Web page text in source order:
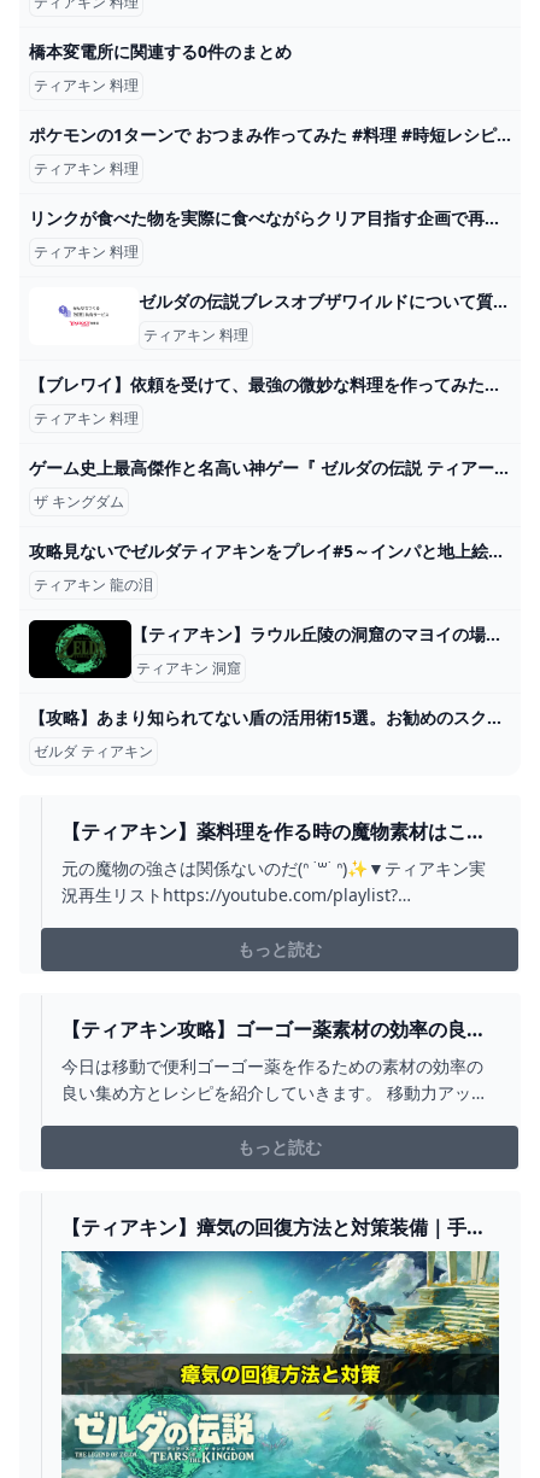
橋本変電所に関連する0件のまとめ
ティアキン 料理
ポケモンの1ターンで おつまみ作ってみた #料理 #時短レシピ #ポケモン #shorts - YouTube
ティアキン 料理
リンクが食べた物を実際に食べながらクリア目指す企画で再現度高い料理食べてみたｗｗｗ【ティアキン】【料理】【ゼルダの伝説ティアーズオブザキングダム】Part7 - YouTube
ティアキン 料理
ゼルダの伝説ブレスオブザワイルドについて質問です - ゲルド... - Yahoo!知恵袋
ティアキン 料理
【ブレワイ】依頼を受けて、最強の微妙な料理を作ってみた【ドリカラ】【ゼルダの伝説ブレスオブザワイルドBotWゼル伝字幕実況】 - YouTube
ティアキン 料理
ゲーム史上最高傑作と名高い神ゲー『 ゼルダの伝説 ティアーズ オブ ザ キングダム 』#2 - YouTube
ザ キングダム
攻略見ないでゼルダティアキンをプレイ#5～インパと地上絵～ - おかきんの無課金生活
ティアキン 龍の泪
【ティアキン】ラウル丘陵の洞窟のマヨイの場所と行き方【ゼルダの伝説ティアーズオブザキングダム】 - ゲームウィズ
ティアキン 洞窟
【攻略】あまり知られてない盾の活用術15選。お勧めのスクラビルド素材など【ゼルダの伝説ティアーズオブザキングダム/ティアキン】【ゆっくり解説】 - YouTube
ゼルダ ティアキン
【ティアキン】薬料理を作る時の魔物素材はこれ
だ！！【ゼルダの伝説 ティアーズ オブ ザ キング
ダム】 - YOUTUBE
元の魔物の強さは関係ないのだ(ᐢ ˙꒳˙ ᐢ)✨▼ティアキン実
況再生リストhttps://youtube.com/playlist?
と他の動画投稿者様の動画に話題にしていないにも関わ
らずだてんちゆあの名前を出すのはお控えくださ...
もっと読む
【ティアキン攻略】ゴーゴー薬素材の効率の良い
集め方とレシピ紹介【ゼルダの伝説】 » ありすた
ーたのヘブバン攻略ブログ
今日は移動で便利ゴーゴー薬を作るための素材の効率の
良い集め方とレシピを紹介していきます。 移動力アップ
便利すぎて戻れなくなるかも！？ 徒歩探索中はこれでキ
メていきましょう！！！ ゴーゴーガエルとゴーゴーハス
もっと読む
【ティアキン】瘴気の回復方法と対策装備｜手や
ファントムガノンの倒し方 ワイトのゲーム案内所